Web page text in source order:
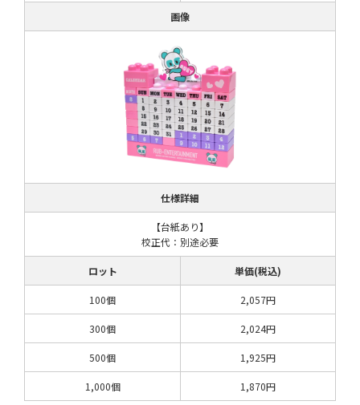
画像
仕様詳細
【台紙あり】
校正代：別途必要
ロット 単価(税込)
100個 2,057円
300個 2,024円
500個 1,925円
1,000個 1,870円